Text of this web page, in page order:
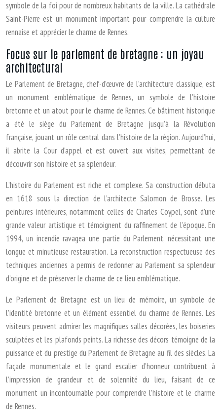
symbole de la foi pour de nombreux habitants de la ville. La cathédrale
Saint-Pierre est un monument important pour comprendre la culture
rennaise et apprécier le charme de Rennes.
Focus sur le parlement de bretagne : un joyau
architectural
Le Parlement de Bretagne, chef-d’œuvre de l’architecture classique, est
un monument emblématique de Rennes, un symbole de l’histoire
bretonne et un atout pour le charme de Rennes. Ce bâtiment historique
a été le siège du Parlement de Bretagne jusqu’à la Révolution
française, jouant un rôle central dans l’histoire de la région. Aujourd’hui,
il abrite la Cour d’appel et est ouvert aux visites, permettant de
découvrir son histoire et sa splendeur.
L’histoire du Parlement est riche et complexe. Sa construction débuta
en 1618 sous la direction de l’architecte Salomon de Brosse. Les
peintures intérieures, notamment celles de Charles Coypel, sont d’une
grande valeur artistique et témoignent du raffinement de l’époque. En
1994, un incendie ravagea une partie du Parlement, nécessitant une
longue et minutieuse restauration. La reconstruction respectueuse des
techniques anciennes a permis de redonner au Parlement sa splendeur
d’origine et de préserver le charme de ce lieu emblématique.
Le Parlement de Bretagne est un lieu de mémoire, un symbole de
l’identité bretonne et un élément essentiel du charme de Rennes. Les
visiteurs peuvent admirer les magnifiques salles décorées, les boiseries
sculptées et les plafonds peints. La richesse des décors témoigne de la
puissance et du prestige du Parlement de Bretagne au fil des siècles. La
façade monumentale et le grand escalier d’honneur contribuent à
l’impression de grandeur et de solennité du lieu, faisant de ce
monument un incontournable pour comprendre l’histoire et le charme
de Rennes.